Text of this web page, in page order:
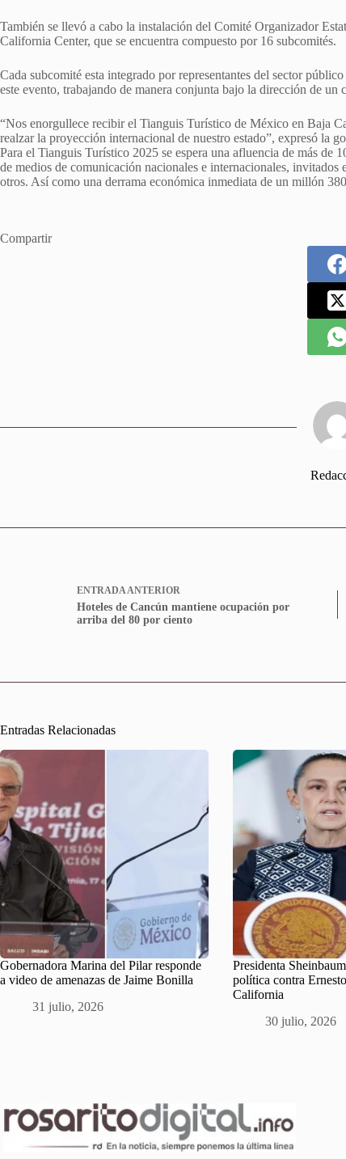
También se llevó a cabo la instalación del Comité Organizador
California Center, que se encuentra compuesto por 16 subcomités.
Cada subcomité esta integrado por representantes del sector
este evento, trabajando de manera conjunta bajo la dirección de un
“Nos enorgullece recibir el Tianguis Turístico de México en Baja
realzar la proyección internacional de nuestro estado”, expresó la
Para el Tianguis Turístico 2025 se espera una afluencia de más de
de medios de comunicación nacionales e internacionales, invitados
otros. Así como una derrama económica inmediata de un millón
Compartir
ENTRADAANTERIOR
Hoteles de Cancún mantiene ocupación por
arriba del 80 por ciento
Entradas Relacionadas
Gobernadora Marina del Pilar responde
a video de amenazas de Jaime Bonilla
31 julio, 2026
Presidenta
política contra
California
30 julio, 2026